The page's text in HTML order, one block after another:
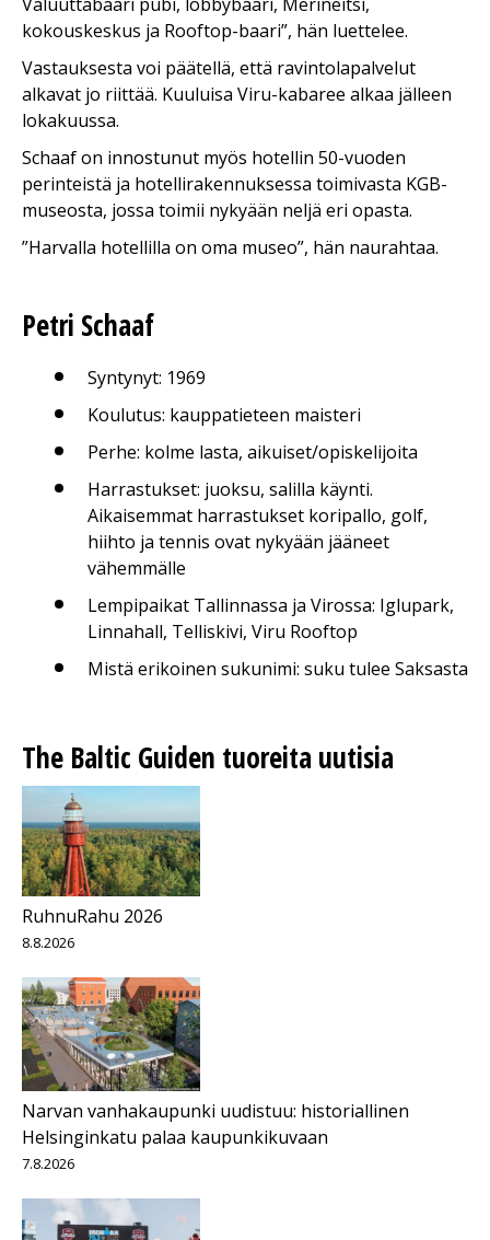
Valuuttabaari pubi, lobbybaari, Merineitsi,
kokouskeskus ja Rooftop-baari”, hän luettelee.
Vastauksesta voi päätellä, että ravintolapalvelut
alkavat jo riittää. Kuuluisa Viru-kabaree alkaa jälleen
lokakuussa.
Schaaf on innostunut myös hotellin 50-vuoden
perinteistä ja hotellirakennuksessa toimivasta KGB-
museosta, jossa toimii nykyään neljä eri opasta.
”Harvalla hotellilla on oma museo”, hän naurahtaa.
Petri Schaaf
Syntynyt: 1969
Koulutus: kauppatieteen maisteri
Perhe: kolme lasta, aikuiset/opiskelijoita
Harrastukset: juoksu, salilla käynti.
Aikaisemmat harrastukset koripallo, golf,
hiihto ja tennis ovat nykyään jääneet
vähemmälle
Lempipaikat Tallinnassa ja Virossa: Iglupark,
Linnahall, Telliskivi, Viru Rooftop
Mistä erikoinen sukunimi: suku tulee Saksasta
The Baltic Guiden tuoreita uutisia
RuhnuRahu 2026
8.8.2026
Narvan vanhakaupunki uudistuu: historiallinen
Helsinginkatu palaa kaupunkikuvaan
7.8.2026